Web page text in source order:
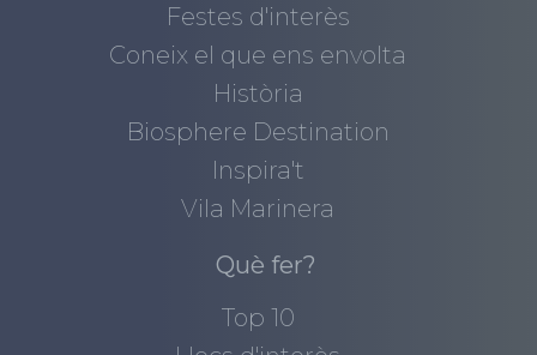
Festes d'interès
Coneix el que ens envolta
Història
Biosphere Destination
Inspira't
Vila Marinera
Què fer?
Top 10